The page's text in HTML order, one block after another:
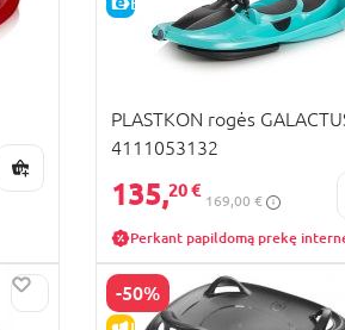
PLASTKON rogės
4111053132
135,20 €
169,00 €
Perkant papildomą prekę
-50%